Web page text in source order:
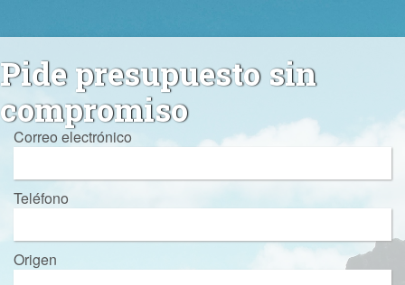
Pide presupuesto sin
compromiso
Correo electrónico
Teléfono
Origen